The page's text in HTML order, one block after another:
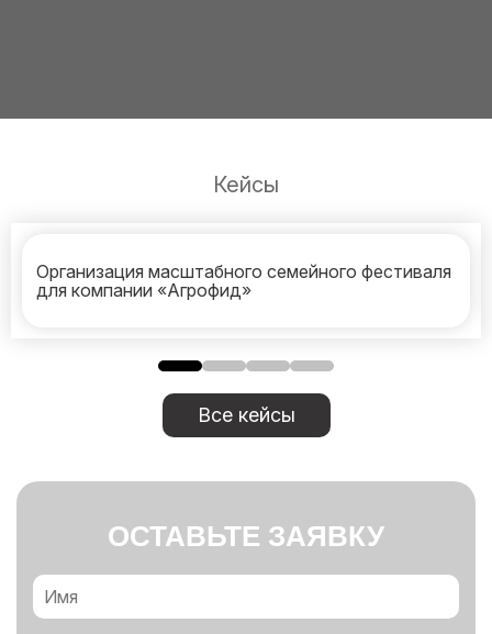
Кейсы
Организация масштабного семейного фестиваля
для компании «Агрофид»
Все кейсы
ОСТАВЬТЕ ЗАЯВКУ